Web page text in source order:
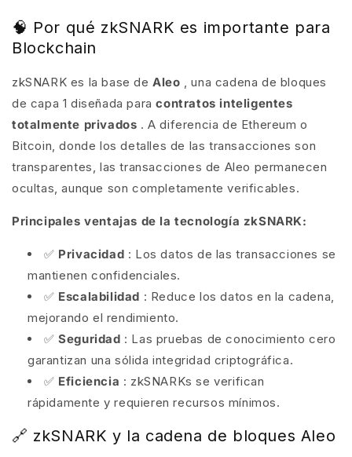
🧠 Por qué zkSNARK es importante para
Blockchain
zkSNARK es la base deAleo , una cadena de bloques
de capa 1 diseñada paracontratos inteligentes
totalmente privados . A diferencia de Ethereum o
Bitcoin, donde los detalles de las transacciones son
transparentes, las transacciones de Aleo permanecen
ocultas, aunque son completamente verificables.
Principales ventajas de la tecnología zkSNARK:
✅ Privacidad : Los datos de las transacciones se
mantienen confidenciales.
✅ Escalabilidad : Reduce los datos en la cadena,
mejorando el rendimiento.
✅Seguridad : Las pruebas de conocimiento cero
garantizan una sólida integridad criptográfica.
✅ Eficiencia : zkSNARKs se verifican
rápidamente y requieren recursos mínimos.
🔗 zkSNARK y la cadena de bloques Aleo